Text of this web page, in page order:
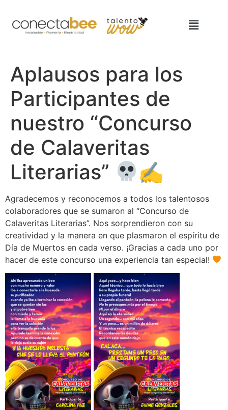
Aplausos para los
Participantes de
nuestro “Concurso
de Calaveritas
Literarias”
✍
Agradecemos y reconocemos a todos los talentosos
colaboradores que se sumaron al “Concurso de
Calaveritas Literarias”. Nos sorprendieron con su
creatividad y la manera en que plasmaron el espíritu de
Día de Muertos en cada verso. ¡Gracias a cada uno por
hacer de este concurso una experiencia tan especial!